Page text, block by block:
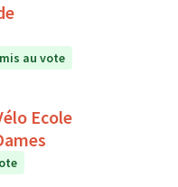
au vote
Ecole